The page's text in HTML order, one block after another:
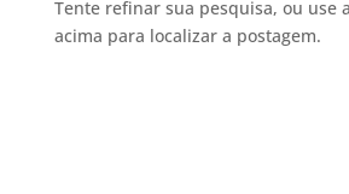
Tente refinar sua pesquisa, ou use
acima para localizar a postagem.